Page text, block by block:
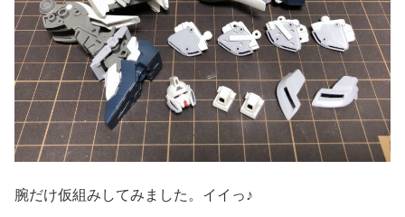
腕だけ仮組みしてみました。イイっ♪